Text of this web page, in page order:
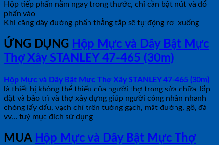
Hộp tiếp phấn nằm ngay trong thước, chỉ cần bật nút và đổ
phấn vào
Khi căng dây đường phấn thẳng tắp sẽ tự động rơi xuống
ỨNG DỤNG Hộp Mực và Dây Bật Mực
Thợ Xây STANLEY 47-465 (30m)
Hộp Mực và Dây Bật Mực Thợ Xây STANLEY 47-465 (30m)
là thiết bị không thể thiếu của người thợ trong sửa chữa, lắp
đặt và bảo trì và thợ xây dựng giúp người công nhân nhanh
chóng lấy dấu, vạch chỉ trên tường gạch, mặt đường, gỗ, đá
vv… tuỳ mục đích sử dụng
MUA Hộp Mực và Dây Bật Mực Thợ